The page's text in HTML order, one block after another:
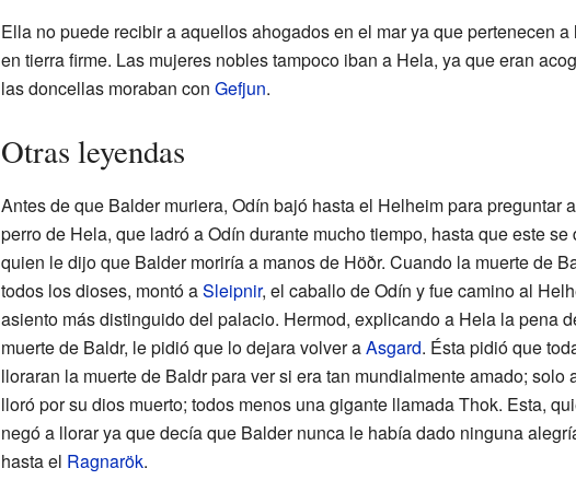
Ella no puede recibir a aquellos ahogados en el mar ya que pertenecen a
en tierra firme. Las mujeres nobles tampoco iban a Hela, ya que eran
las doncellas moraban con Gefjun.
Otras leyendas
Antes de que Balder muriera, Odín bajó hasta el Helheim para preguntar
perro de Hela, que ladró a Odín durante mucho tiempo, hasta que este
quien le dijo que Balder moriría a manos de Höðr. Cuando la muerte de
todos los dioses, montó aSleipnir, el caballo de Odín y fue camino al
asiento más distinguido del palacio. Hermod, explicando a Hela la pena
muerte de Baldr, le pidió que lo dejara volver aAsgard. Ésta pidió que
lloraran la muerte de Baldr para ver si era tan mundialmente amado;
lloró por su dios muerto; todos menos una gigante llamada Thok. Esta,
negó a llorar ya que decía que Balder nunca le había dado ninguna
hasta el Ragnarök.